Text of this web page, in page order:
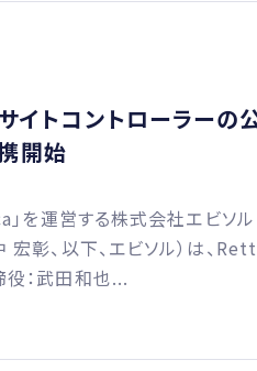
イトコントローラーの
開始
を運営する株式会社エビソル
彰、以下、エビソル）は、
役：武田和也...